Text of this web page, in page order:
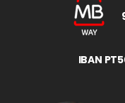
IBAN